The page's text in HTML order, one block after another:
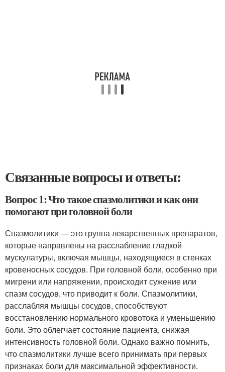
Связанные вопросы и ответы:
Вопрос 1: Что такое спазмолитики и как они
помогают при головной боли
Спазмолитики — это группа лекарственных препаратов,
которые направлены на расслабление гладкой
мускулатуры, включая мышцы, находящиеся в стенках
кровеносных сосудов. При головной боли, особенно при
мигрени или напряжении, происходит сужение или
спазм сосудов, что приводит к боли. Спазмолитики,
расслабляя мышцы сосудов, способствуют
восстановлению нормального кровотока и уменьшению
боли. Это облегчает состояние пациента, снижая
интенсивность головной боли. Однако важно помнить,
что спазмолитики лучше всего принимать при первых
признаках боли для максимальной эффективности.